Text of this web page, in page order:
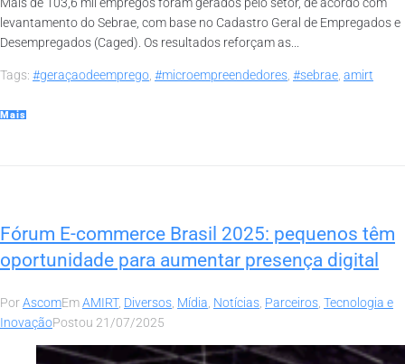
Mais de 103,6 mil empregos foram gerados pelo setor, de acordo com
levantamento do Sebrae, com base no Cadastro Geral de Empregados e
Desempregados (Caged). Os resultados reforçam as...
Tags: #geraçaodeemprego, #microempreendedores, #sebrae, amirt
Mais
Fórum E-commerce Brasil 2025: pequenos têm
oportunidade para aumentar presença digital
PorAscomEmAMIRT, Diversos, Mídia, Notícias, Parceiros, Tecnologia e
InovaçãoPostou 21/07/2025